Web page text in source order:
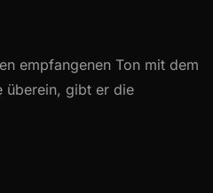
empfangenen Ton mit dem
überein, gibt er die